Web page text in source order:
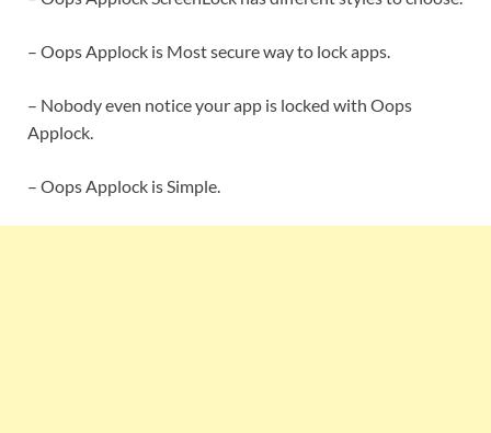
– Oops Applock is Most secure way to lock apps.
– Nobody even notice your app is locked with Oops
Applock.
– Oops Applock is Simple.